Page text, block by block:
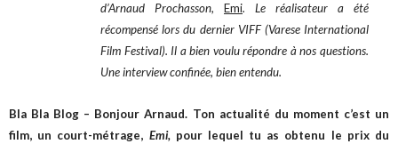
d’Arnaud Prochasson, Emi. Le réalisateur a été
récompensé lors du dernier VIFF (Varese International
Film Festival). Il a bien voulu répondre à nos questions.
Une interview confinée, bien entendu.
Bla Bla Blog – Bonjour Arnaud. Ton actualité du moment c’est un
film, un court-métrage, Emi, pour lequel tu as obtenu le prix du